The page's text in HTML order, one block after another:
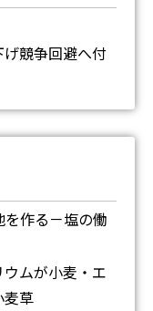
競争回避へ付
作る－塩の働
ムが小麦・エ
麦草